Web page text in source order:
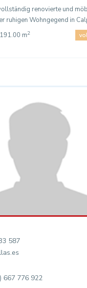
renovierte und
ruhigen Wohngegend in
191.00 m2
587
667 776 922